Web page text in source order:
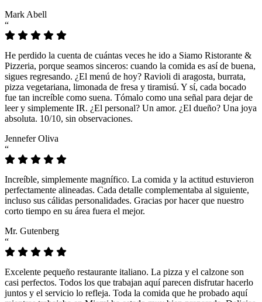
Mark Abell
“
He perdido la cuenta de cuántas veces he ido a Siamo Ristorante &
Pizzeria, porque seamos sinceros: cuando la comida es así de buena,
sigues regresando. ¿El menú de hoy? Ravioli di aragosta, burrata,
pizza vegetariana, limonada de fresa y tiramisú. Y sí, cada bocado
fue tan increíble como suena. Tómalo como una señal para dejar de
leer y simplemente IR. ¿El personal? Un amor. ¿El dueño? Una joya
absoluta. 10/10, sin observaciones.
Jennefer Oliva
“
Increíble, simplemente magnífico. La comida y la actitud estuvieron
perfectamente alineadas. Cada detalle complementaba al siguiente,
incluso sus cálidas personalidades. Gracias por hacer que nuestro
corto tiempo en su área fuera el mejor.
Mr. Gutenberg
“
Excelente pequeño restaurante italiano. La pizza y el calzone son
casi perfectos. Todos los que trabajan aquí parecen disfrutar hacerlo
juntos y el servicio lo refleja. Toda la comida que he probado aquí